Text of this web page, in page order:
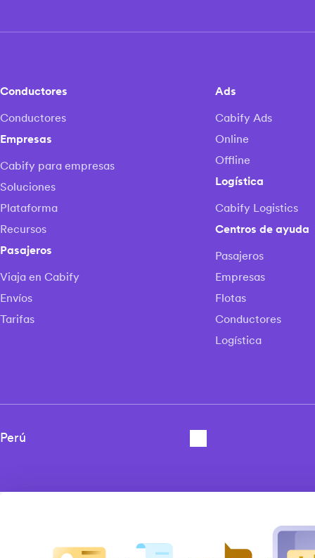
Conductores
Conductores
Empresas
Cabify para empresas
Soluciones
Plataforma
Recursos
Pasajeros
Viaja en Cabify
Envíos
Tarifas
Ads
Cabify Ads
Online
Offline
Logística
Cabify Logistics
Centros de ayuda
Pasajeros
Empresas
Flotas
Conductores
Logística